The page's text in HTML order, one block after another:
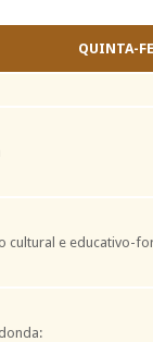
QUINTA-
cultural e educativo-